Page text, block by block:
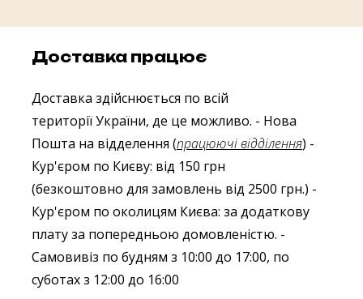
Доставка працює
Доставка здійснюється по всій
території України, де це можливо. - Нова
Пошта на відделення (працюючі відділення) -
Кур'єром по Києву: від 150 грн
(безкоштовно для замовлень від 2500 грн.) -
Кур'єром по околицям Києва: за додаткову
плату за попередньою домовленістю. -
Самовивіз по будням з 10:00 до 17:00, по
суботах з 12:00 до 16:00